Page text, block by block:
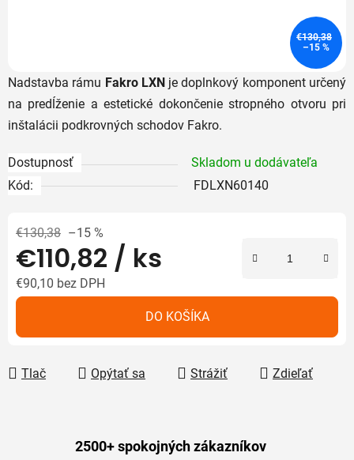
Nadstavba rámu Fakro LXNje doplnkový komponent určený
na predĺženie a estetické dokončenie stropného otvoru pri
inštalácii podkrovných schodov Fakro.
Dostupnosť
Skladom u dodávateľa
Kód:
FDLXN60140
€130,38 –15 %
€110,82 / ks
€90,10 bez DPH
DO KOŠÍKA
Tlač Opýtať sa Strážiť Zdieľať
€130,38
–15 %
2500+ spokojných zákazníkov